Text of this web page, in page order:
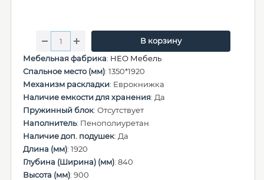
В корзину
Мебельная фабрика: НЕО Мебель
Спальное место (мм): 1350*1920
Механизм раскладки: Еврокнижка
Наличие емкости для хранения: Да
Пружинный блок: Отсутствует
Наполнитель: Пенополиуретан
Наличие доп. подушек: Да
Длина (мм): 1920
Глубина (Ширина) (мм): 840
Высота (мм): 900